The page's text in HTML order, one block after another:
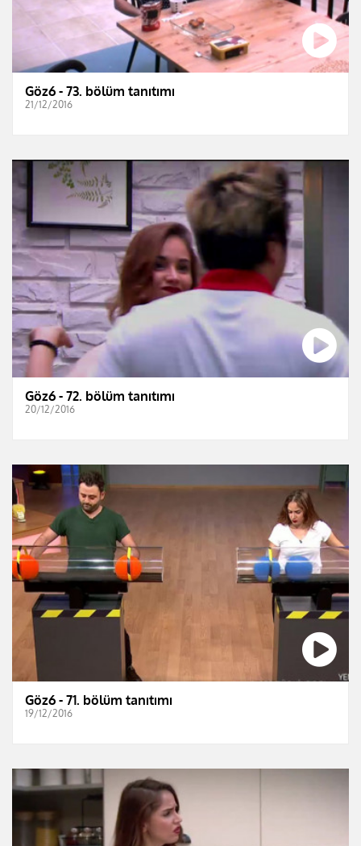
Göz6 - 73. bölüm tanıtımı
21/12/2016
Göz6 - 72. bölüm tanıtımı
20/12/2016
Göz6 - 71. bölüm tanıtımı
19/12/2016